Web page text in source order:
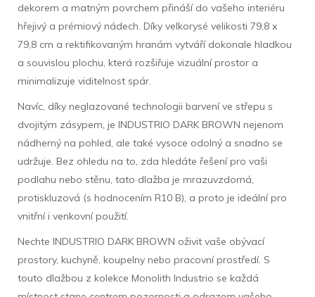
dekorem a matným povrchem přináší do vašeho interiéru
hřejivý a prémiový nádech. Díky velkorysé velikosti 79,8 x
79,8 cm a rektifikovaným hranám vytváří dokonale hladkou
a souvislou plochu, která rozšiřuje vizuální prostor a
minimalizuje viditelnost spár.
Navíc, díky neglazované technologii barvení ve střepu s
dvojitým zásypem, je INDUSTRIO DARK BROWN nejenom
nádherný na pohled, ale také vysoce odolný a snadno se
udržuje. Bez ohledu na to, zda hledáte řešení pro vaši
podlahu nebo stěnu, tato dlažba je mrazuvzdorná,
protiskluzová (s hodnocením R10 B), a proto je ideální pro
vnitřní i venkovní použití.
Nechte INDUSTRIO DARK BROWN oživit vaše obývací
prostory, kuchyně, koupelny nebo pracovní prostředí. S
touto dlažbou z kolekce Monolith Industrio se každá